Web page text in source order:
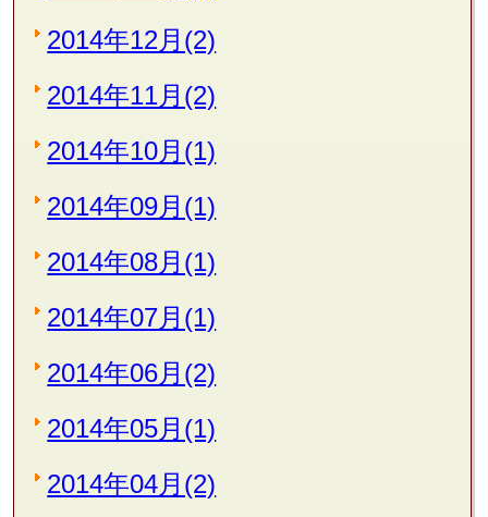
2014年12月(2)
2014年11月(2)
2014年10月(1)
2014年09月(1)
2014年08月(1)
2014年07月(1)
2014年06月(2)
2014年05月(1)
2014年04月(2)